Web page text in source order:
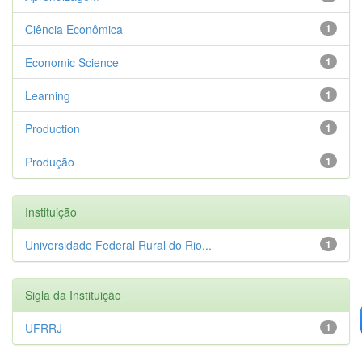
1
Ciência Econômica
1
Economic Science
1
Learning
1
Production
1
Produção
Instituição
1
Universidade Federal Rural do Rio...
Sigla da Instituição
1
UFRRJ